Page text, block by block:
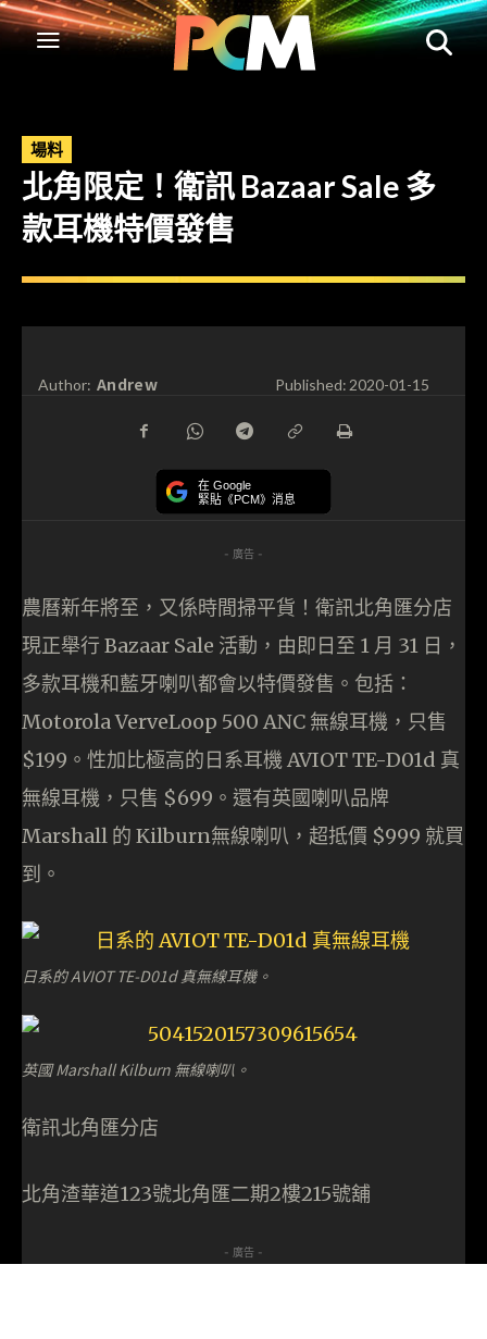
場料
北角限定！衛訊 Bazaar Sale 多
款耳機特價發售
Author: Andrew Published:2020-01-15
在 Google
緊貼《PCM》消息
- 廣告 -
農曆新年將至，又係時間掃平貨！衛訊北角匯分店
現正舉行 Bazaar Sale 活動，由即日至 1 月 31 日，
多款耳機和藍牙喇叭都會以特價發售。包括：
Motorola VerveLoop 500 ANC 無線耳機，只售
$199。性加比極高的日系耳機 AVIOT TE-D01d 真
無線耳機，只售 $699。還有英國喇叭品牌
Marshall 的 Kilburn無線喇叭，超抵價 $999 就買
到。
日系的 AVIOT TE-D01d 真無線耳機。
英國 Marshall Kilburn 無線喇叭。
衛訊北角匯分店
北角渣華道123號北角匯二期2樓215號舖
- 廣告 -